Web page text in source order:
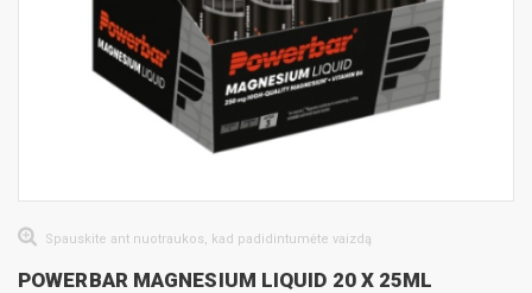
Spauskite ant nuotraukos, kad padidintumėte vaizdą
POWERBAR MAGNESIUM LIQUID 20 X 25ML